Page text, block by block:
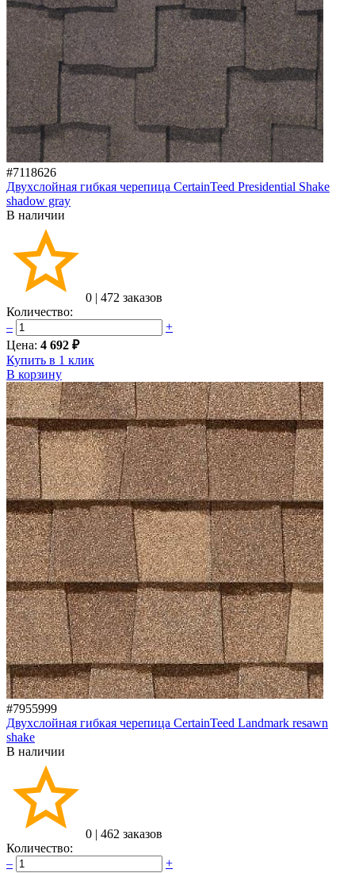
#7118626
Двухслойная гибкая черепица CertainTeed Presidential Shake
shadow gray
В наличии
0 | 472 заказов
Количество:
–
+
Цена: 4 692 ₽
Купить в 1 клик
В корзину
#7955999
Двухслойная гибкая черепица CertainTeed Landmark resawn
shake
В наличии
0 | 462 заказов
Количество:
–
+